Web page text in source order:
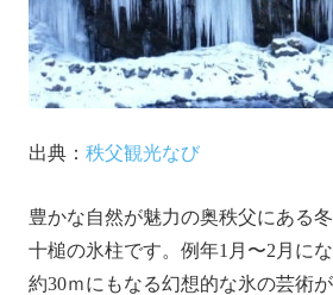
出典： 秩父観光なび
豊かな自然が魅力の奥秩父にある
十槌の氷柱です。例年1月〜2月に
約30ｍにもなる幻想的な氷の芸術が